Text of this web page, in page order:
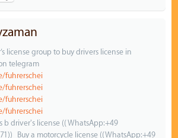
license group to buy drivers license in
telegram
fuhrerschei
fuhrerschei
fuhrerschei
fuhrerschei
b driver's license (( WhatsApp:+49
Buy a motorcycle license ((WhatsApp:+49